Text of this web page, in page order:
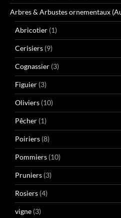
Arbres & Arbustes ornementaux
Abricotier (1)
Cerisiers (9)
Cognassier (3)
Figuier (3)
Oliviers (10)
Pêcher (1)
Poiriers (8)
Pommiers (10)
Pruniers (3)
Rosiers (4)
vigne (3)